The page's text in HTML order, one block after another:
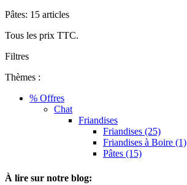
Pâtes: 15 articles
Tous les prix TTC.
Filtres
Thèmes :
% Offres
Chat
Friandises
Friandises (25)
Friandises à Boire (1)
Pâtes (15)
À lire sur notre blog: